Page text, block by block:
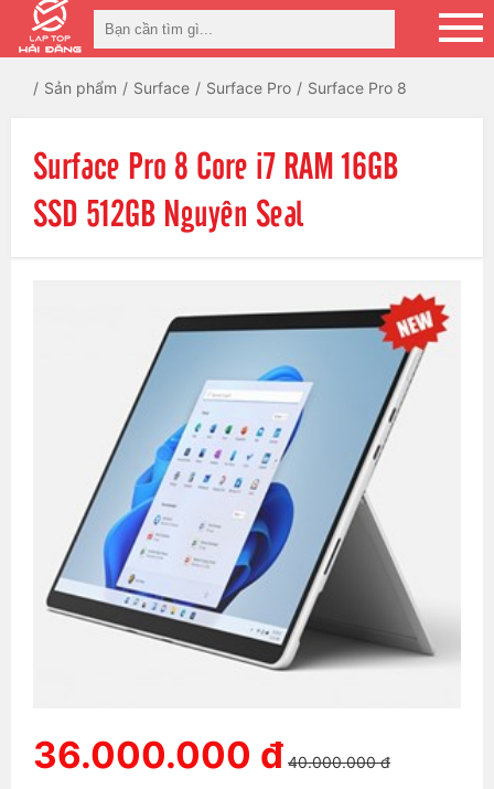
Sản phẩm Surface Surface Pro Surface Pro 8
Surface Pro 8 Core i7 RAM 16GB
SSD 512GB Nguyên Seal
36.000.000 đ 40.000.000 đ